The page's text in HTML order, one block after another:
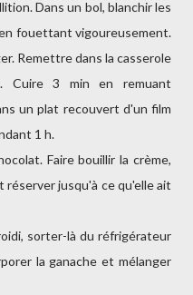
Dans un bol, blanchir les
fouettant vigoureusement.
Remettre dans la casserole
3 min en remuant
un plat recouvert d'un film
1 h.
Faire bouillir la crème,
réserver jusqu'à ce qu'elle ait
sorter-là du réfrigérateur
la ganache et mélanger